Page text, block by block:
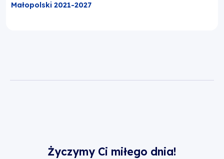
Małopolski 2021-2027
Życzymy Ci miłego dnia!